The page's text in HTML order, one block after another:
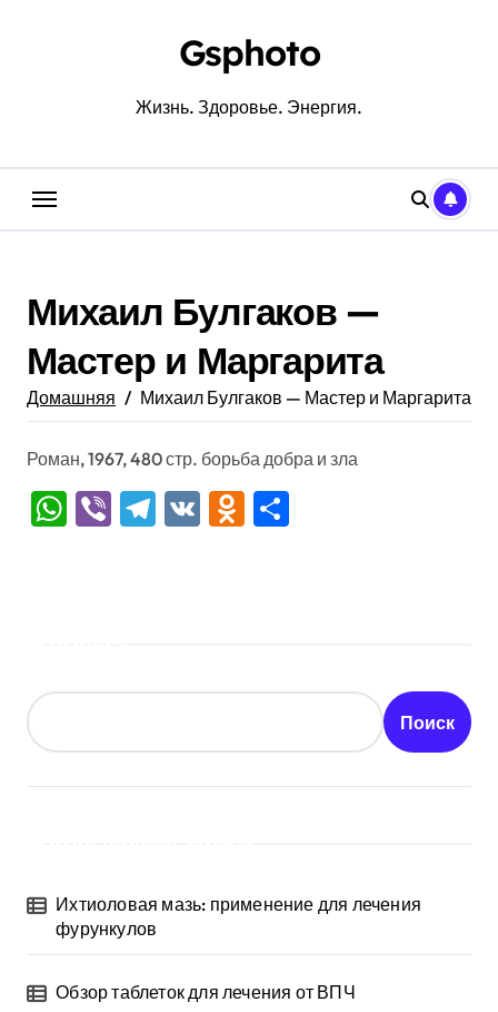
Gsphoto
Жизнь. Здоровье. Энергия.
Михаил Булгаков —
Мастер и Маргарита
Домашняя Михаил Булгаков — Мастер и Маргарита
Роман, 1967, 480 стр. борьба добра и зла
WhatsApp
ViberTelegram
VK Odnoklassniki
Поиск
Ихтиоловая мазь: применение для лечения
фурункулов
Обзор таблеток для лечения от ВПЧ